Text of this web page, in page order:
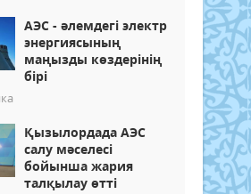
АЭС - әлемдегі электр
энергиясының
маңызды көздерінің
бірі
Қызылордада АЭС
салу мәселесі
бойынша жария
талқылау өтті